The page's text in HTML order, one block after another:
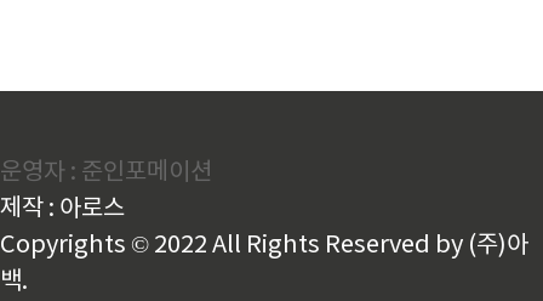
운영자 : 준인포메이션
제작 : 아로스
Copyrights © 2022 All Rights Reserved by (주)아
백.